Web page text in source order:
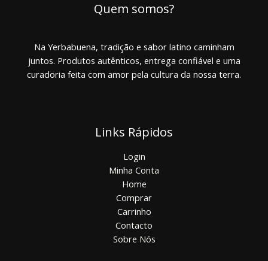
Quem somos?
Na Yerbabuena, tradição e sabor latino caminham
juntos. Produtos autênticos, entrega confiável e uma
curadoria feita com amor pela cultura da nossa terra.
Links Rápidos
Login
Minha Conta
Home
Comprar
Carrinho
Contacto
Sobre Nós